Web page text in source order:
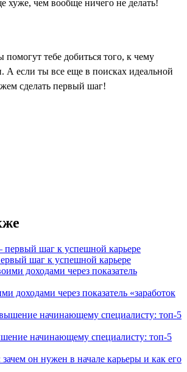
хуже, чем вообще ничего не делать!
помогут тебе добиться того, к чему
А если ты все еще в поисках идеальной
сделать первый шаг!
шаг к успешной карьере
доходами через показатель «заработок
начинающему специалисту: топ-5